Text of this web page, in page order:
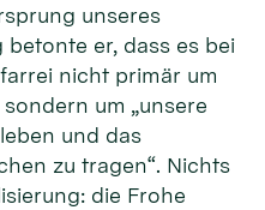
unseres
betonte er, dass es bei
nicht primär um
um „unsere
und das
zu tragen“. Nichts
die Frohe